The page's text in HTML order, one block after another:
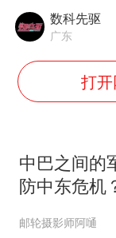
数科先驱
广东
打
中巴之间的
防中东危机
邮轮摄影师阿嗵